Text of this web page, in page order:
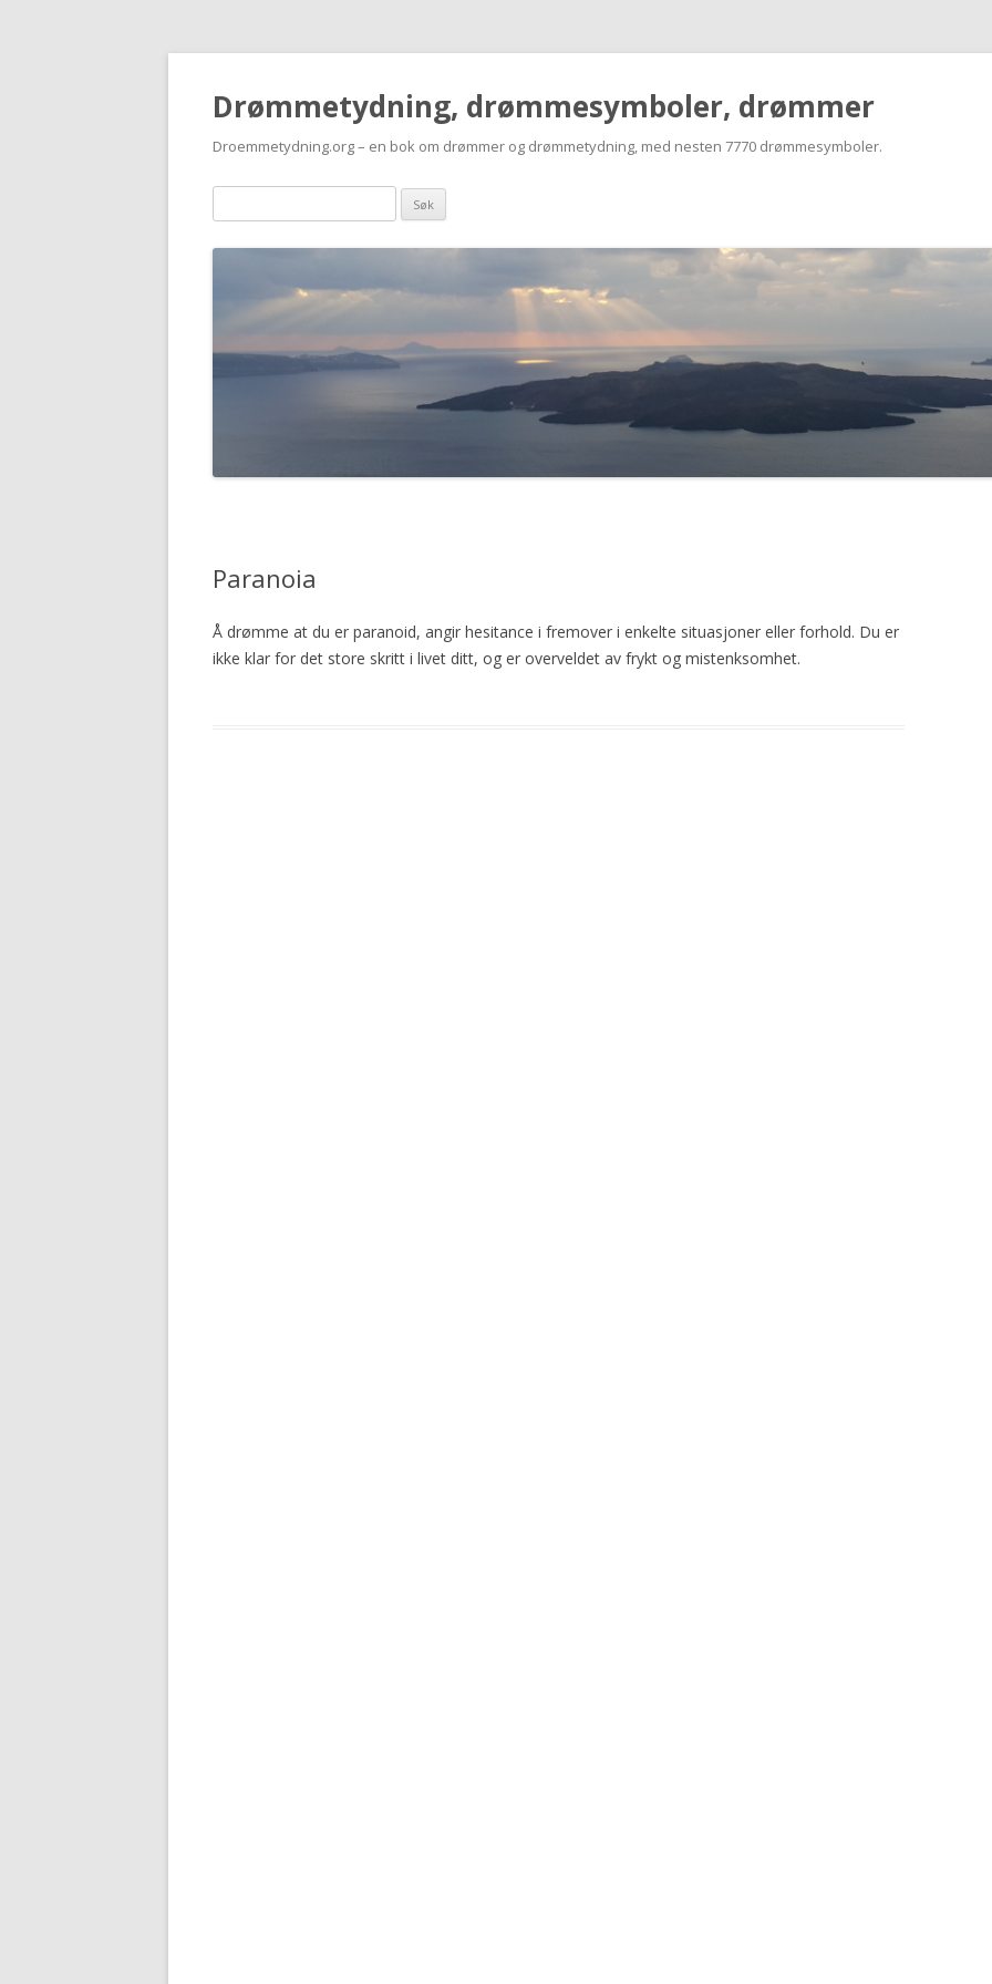
Drømmetydning, drømmesymboler, drømmer
Droemmetydning.org – en bok om drømmer og drømmetydning, med nesten 7770 drømmesymboler.
søk:
Paranoia
Å drømme at du er paranoid, angir hesitance i fremover i enkelte situasjoner eller forhold. Du er
ikke klar for det store skritt i livet ditt, og er overveldet av frykt og mistenksomhet.